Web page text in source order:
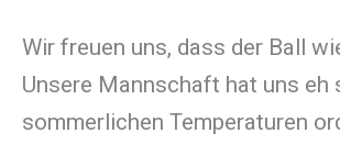
Wir freuen uns, dass der Ball
Unsere Mannschaft hat uns eh
sommerlichen Temperaturen